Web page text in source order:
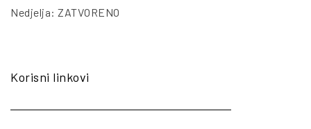
Nedjelja: ZATVORENO
Korisni linkovi